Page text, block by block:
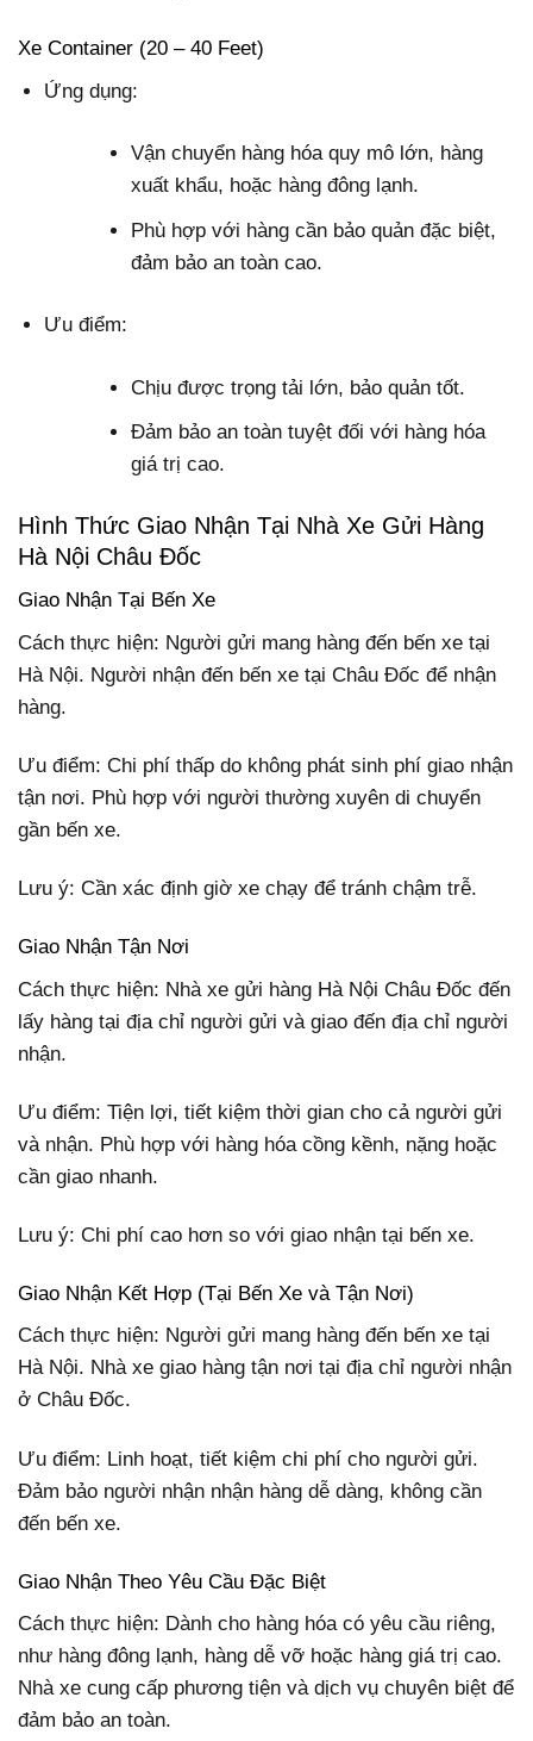
Xe Container (20 – 40 Feet)
Ứng dụng:
Vận chuyển hàng hóa quy mô lớn, hàng
xuất khẩu, hoặc hàng đông lạnh.
Phù hợp với hàng cần bảo quản đặc biệt,
đảm bảo an toàn cao.
Ưu điểm:
Chịu được trọng tải lớn, bảo quản tốt.
Đảm bảo an toàn tuyệt đối với hàng hóa
giá trị cao.
Hình Thức Giao Nhận Tại Nhà Xe Gửi Hàng
Hà Nội Châu Đốc
Giao Nhận Tại Bến Xe
Cách thực hiện: Người gửi mang hàng đến bến xe tại
Hà Nội. Người nhận đến bến xe tại Châu Đốc để nhận
hàng.
Ưu điểm: Chi phí thấp do không phát sinh phí giao nhận
tận nơi. Phù hợp với người thường xuyên di chuyển
gần bến xe.
Lưu ý: Cần xác định giờ xe chạy để tránh chậm trễ.
Giao Nhận Tận Nơi
Cách thực hiện: Nhà xe gửi hàng Hà Nội Châu Đốc đến
lấy hàng tại địa chỉ người gửi và giao đến địa chỉ người
nhận.
Ưu điểm: Tiện lợi, tiết kiệm thời gian cho cả người gửi
và nhận. Phù hợp với hàng hóa cồng kềnh, nặng hoặc
cần giao nhanh.
Lưu ý: Chi phí cao hơn so với giao nhận tại bến xe.
Giao Nhận Kết Hợp (Tại Bến Xe và Tận Nơi)
Cách thực hiện: Người gửi mang hàng đến bến xe tại
Hà Nội. Nhà xe giao hàng tận nơi tại địa chỉ người nhận
ở Châu Đốc.
Ưu điểm: Linh hoạt, tiết kiệm chi phí cho người gửi.
Đảm bảo người nhận nhận hàng dễ dàng, không cần
đến bến xe.
Giao Nhận Theo Yêu Cầu Đặc Biệt
Cách thực hiện: Dành cho hàng hóa có yêu cầu riêng,
như hàng đông lạnh, hàng dễ vỡ hoặc hàng giá trị cao.
Nhà xe cung cấp phương tiện và dịch vụ chuyên biệt để
đảm bảo an toàn.